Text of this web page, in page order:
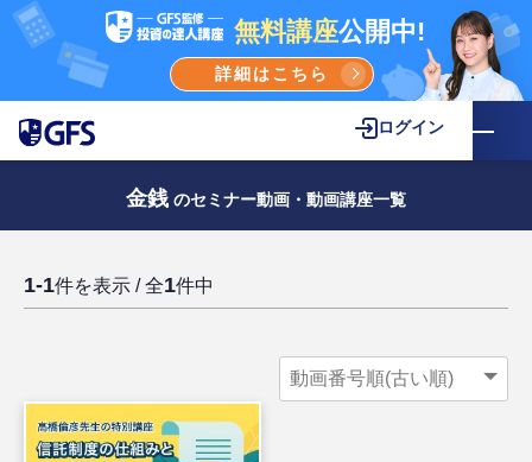
無料講座公開中!
詳細はこちら
ログイン
金銭 のセミナー動画・動画講座一覧
1-1件を表示 / 全1件中